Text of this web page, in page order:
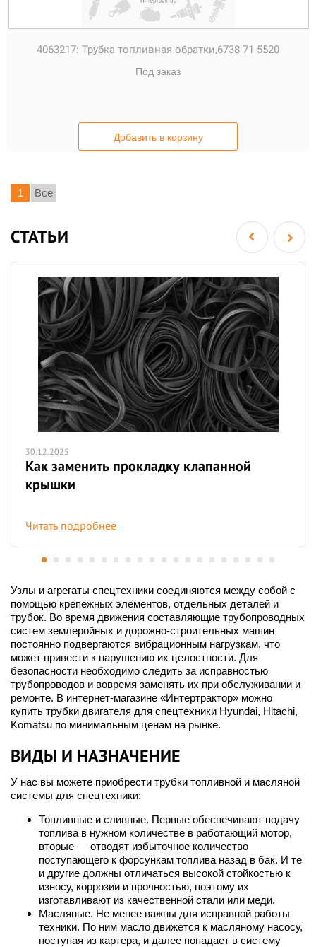
4063217: Трубка топливная обратки,6738-71-5520
Под заказ
Добавить в корзину
1 Все
СТАТЬИ
30.12.2025
Как заменить прокладку клапанной
крышки
Читать подробнее
Узлы и агрегаты спецтехники соединяются между собой с
помощью крепежных элементов, отдельных деталей и
трубок. Во время движения составляющие трубопроводных
систем землеройных и дорожно-строительных машин
постоянно подвергаются вибрационным нагрузкам, что
может привести к нарушению их целостности. Для
безопасности необходимо следить за исправностью
трубопроводов и вовремя заменять их при обслуживании и
ремонте. В интернет-магазине «Интертрактор» можно
купить трубки двигателя для спецтехники Hyundai, Hitachi,
Komatsu по минимальным ценам на рынке.
ВИДЫ И НАЗНАЧЕНИЕ
У нас вы можете приобрести трубки топливной и масляной
системы для спецтехники:
Топливные и сливные. Первые обеспечивают подачу
топлива в нужном количестве в работающий мотор,
вторые — отводят избыточное количество
поступающего к форсункам топлива назад в бак. И те
и другие должны отличаться высокой стойкостью к
износу, коррозии и прочностью, поэтому их
изготавливают из качественной стали или меди.
Масляные. Не менее важны для исправной работы
техники. По ним масло движется к масляному насосу,
поступая из картера, и далее попадает в систему